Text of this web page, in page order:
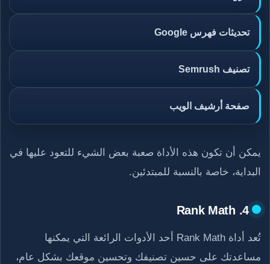
تحديثات فهرس Google
تصنيف Semrush
صفحة أرشيف الويب
يمكن أن تكون هذه الأداة صعبة بعض الشيء للتعود عليها في
البداية، خاصة بالنسبة للمبتدئين.
4. Rank Math
تُعد أداة Rank Math أحد الأدوات الرائعة التي يمكنها
مساعدتك على حسين تصنيفك وتحسين موقعك بشكل عام،